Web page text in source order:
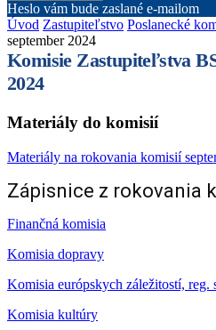
Heslo vám bude zaslané e-mailom
Úvod Zastupiteľstvo Poslanecké
september 2024
Komisie Zastupiteľstva
2024
Materiály do komisií
Materiály na rokovania komisií
Zápisnice z rokovania
Finančná komisia
Komisia dopravy
Komisia európskych záležitostí, reg.
Komisia kultúry